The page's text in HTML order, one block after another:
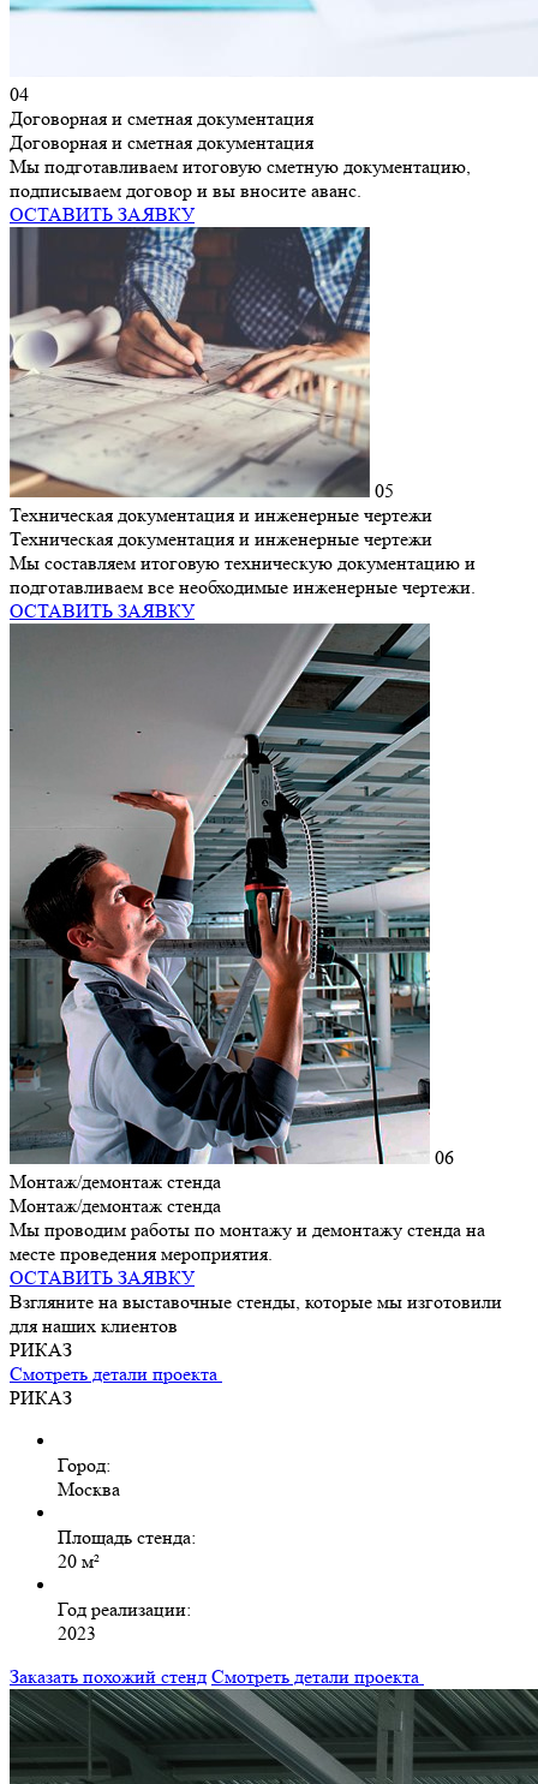
04
Договорная и сметная документация
Договорная и сметная документация
Мы подготавливаем итоговую сметную документацию,
подписываем договор и вы вносите аванс.
ОСТАВИТЬ ЗАЯВКУ
05
Техническая документация и инженерные чертежи
Техническая документация и инженерные чертежи
Мы составляем итоговую техническую документацию и
подготавливаем все необходимые инженерные чертежи.
ОСТАВИТЬ ЗАЯВКУ
06
Монтаж/демонтаж стенда
Монтаж/демонтаж стенда
Мы проводим работы по монтажу и демонтажу стенда на
месте проведения мероприятия.
ОСТАВИТЬ ЗАЯВКУ
Взгляните на выставочные стенды, которые мы изготовили
для наших клиентов
РИКАЗ
Смотреть детали проекта
РИКАЗ
Город:
Москва
Площадь стенда:
20 м²
Год реализации:
2023
Заказать похожий стенд Смотреть детали проекта